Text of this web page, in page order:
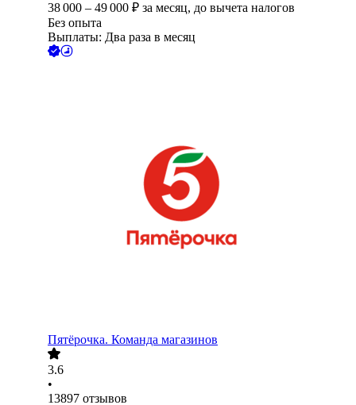
38 000 – 49 000 ₽ за месяц, до вычета налогов
Без опыта
Выплаты: Два раза в месяц
Пятёрочка. Команда магазинов
3.6
•
13897 отзывов